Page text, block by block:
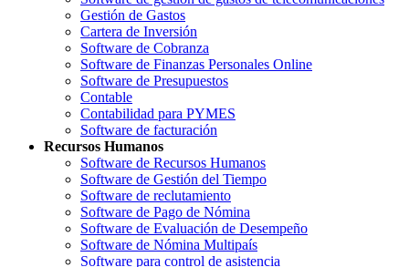
Gestión de Gastos
Cartera de Inversión
Software de Cobranza
Software de Finanzas Personales Online
Software de Presupuestos
Contable
Contabilidad para PYMES
Software de facturación
Recursos Humanos
Software de Recursos Humanos
Software de Gestión del Tiempo
Software de reclutamiento
Software de Pago de Nómina
Software de Evaluación de Desempeño
Software de Nómina Multipaís
Software para control de asistencia